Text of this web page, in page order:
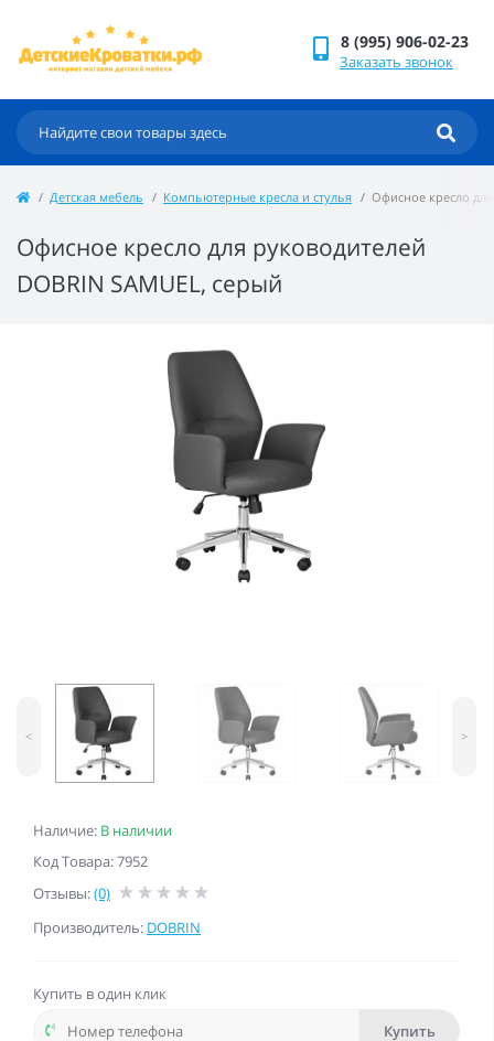
8 (995) 906-02-23
Заказать звонок
Детская мебель Компьютерные кресла и стулья Офисное кресло
Офисное кресло для руководителей
DOBRIN SAMUEL, серый
Наличие: В наличии
Код Товара: 7952
Отзывы:(0)
Производитель: DOBRIN
< >
Купить в один клик
Купить